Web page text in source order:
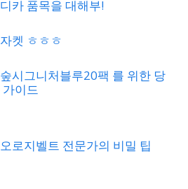
카 품목을 대해부!
켓 ㅎㅎㅎ
시그니처블루20팩 를 위한 당
가이드
로지벨트 전문가의 비밀 팁